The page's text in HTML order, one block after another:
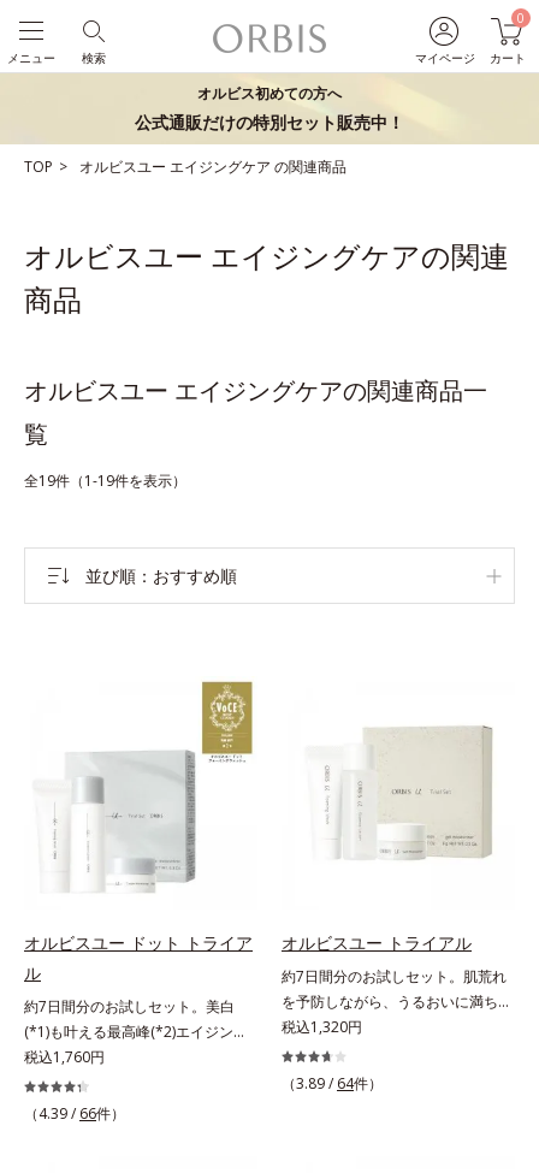
マイページ
0
カート
検索
メニュー
オルビス初めての方へ
公式通販だけの特別セット販売中！
TOP オルビスユー エイジングケア の関連商品
オルビスユー エイジングケアの関連
商品
オルビスユー エイジングケアの関連商品一
覧
全19件（1-19件を表示）
並び順 おすすめ順
オルビスユー ドット トライア
ル
約7日間分のお試しセット。美白
(*1)も叶える最高峰(*2)エイジング
ケア(*3)。ハリも透明感(*4)も結果
主義。年齢サイン(*5)の因子に着目
した肌科学エイジングケア(*3)シリ
税込1,760円
（4.39 / 66件）
オルビスユー トライアル
約7日間分のお試しセット。肌荒れ
を予防しながら、うるおいに満ちた
美しい肌へ。7000種を超える成分
から厳選し、「うるおいの質(*1)」
に着目した初期エイジングケア(*2)
税込1,320円
（3.89 / 64件）